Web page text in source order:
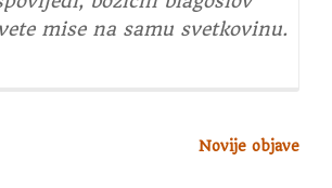
mise na samu svetkovinu.
Novije objave